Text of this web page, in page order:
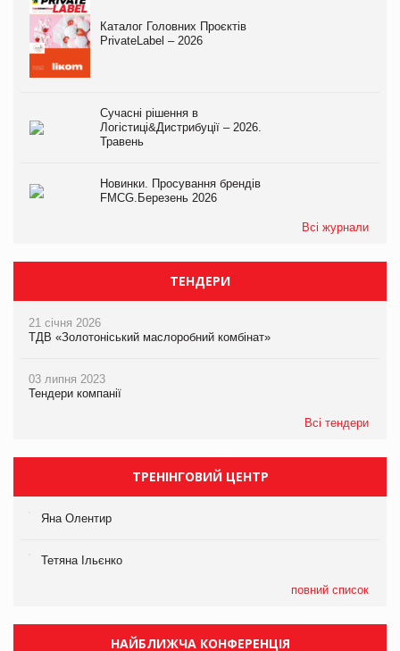
Каталог Головних Проєктів
PrivateLabel – 2026
Сучасні рішення в
Логістиці&Дистрибуції – 2026.
Травень
Новинки. Просування брендів
FMCG.Березень 2026
Всі журнали
ТЕНДЕРИ
21 січня 2026
ТДВ «Золотоніський маслоробний комбінат»
03 липня 2023
Тендери компанії
Всі тендери
ТРЕНІНГОВИЙ ЦЕНТР
Яна Олентир
Тетяна Ільєнко
повний список
НАЙБЛИЖЧА КОНФЕРЕНЦІЯ